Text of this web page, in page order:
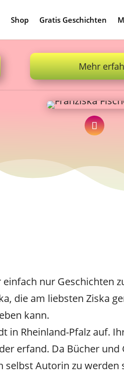
Shop Gratis Geschichten
Mehr
nur Geschichten
die am liebsten Ziska
kann.
in Rheinland-Pfalz auf.
erfand. Da Bücher und
selbst Autorin zu werden